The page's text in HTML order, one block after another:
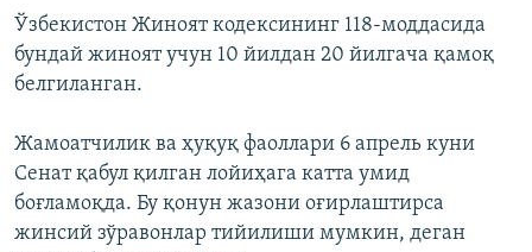
Ўзбекистон Жиноят кодексининг 118-моддасида
бундай жиноят учун 10 йилдан 20 йилгача қамоқ
белгиланган.
Жамоатчилик ва ҳуқуқ фаоллари 6 апрель куни
Сенат қабул қилган лойиҳага катта умид
боғламоқда. Бу қонун жазони оғирлаштирса
жинсий зўравонлар тийилиши мумкин, деган